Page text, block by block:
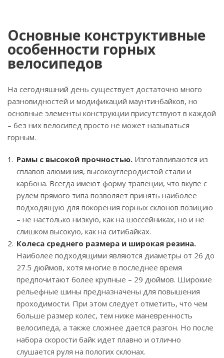
Основные конструктивные
особенности горных
велосипедов
На сегодняшний день существует достаточно много
разновидностей и модификаций маунтинбайков, но
основные элементы конструкции присутствуют в каждой
– без них велосипед просто не может называться
горным.
Рамы с высокой прочностью. Изготавливаются из
сплавов алюминия, высокоуглеродистой стали и
карбона. Всегда имеют форму трапеции, что вкупе с
рулем прямого типа позволяет принять наиболее
подходящую для покорения горных склонов позицию
– не настолько низкую, как на шоссейниках, но и не
слишком высокую, как на ситибайках.
Колеса среднего размера и широкая резина.
Наиболее подходящими являются диаметры от 26 до
27.5 дюймов, хотя многие в последнее время
предпочитают более крупные – 29 дюймов. Широкие
рельефные шины предназначены для повышения
проходимости. При этом следует отметить, что чем
больше размер колес, тем ниже маневренность
велосипеда, а также сложнее дается разгон. Но после
набора скорости байк идет плавно и отлично
слушается руля на пологих склонах.